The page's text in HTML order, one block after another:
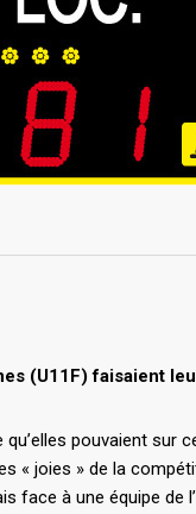
(U11F) faisaient
pouvaient sur
« joies » de la
face à une équipe de